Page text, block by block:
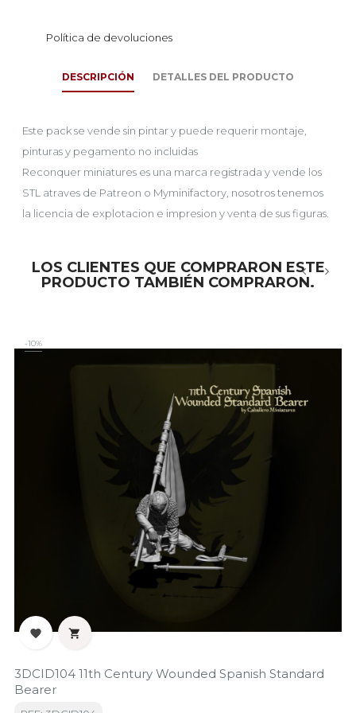
Política de devoluciones
DESCRIPCIÓN DETALLES DEL PRODUCTO
Este pack se vende sin pintar y puede requerir montaje,
pinturas y pegamento no incluidas
Reconquer miniatures es una marca registrada y vende los
STL atraves de Patreon o Myminifactory, nosotros tenemos
la licencia de explotacion e impresion y venta de sus figuras.
LOS CLIENTES QUE COMPRARON ESTE
PRODUCTO TAMBIÉN COMPRARON.
-10%
 
3DCID104 11th Century Wounded Spanish Standard
Bearer